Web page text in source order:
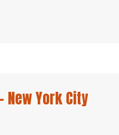
New York City